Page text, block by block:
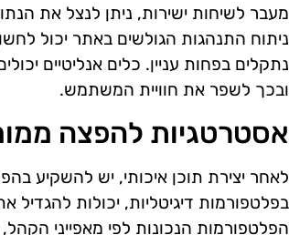
מעבר לשיחות ישירות, ניתן לנצל את
ניתוח התנהגות הגולשים באתר יכול
נתקלים בפחות עניין. כלים אנליטיים
ובכך לשפר את חוויית המשתמש.
אסטרטגיות להפצה
לאחר יצירת תוכן איכותי, יש להשקיע
בפלטפורמות דיגיטליות, יכולות
הפלטפורמות הנכונות לפי מאפייני הקהל,